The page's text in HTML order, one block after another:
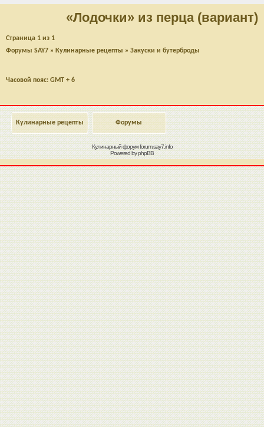
«Лодочки» из перца (вариант)
Страница 1 из 1
Форумы SAY7 » Кулинарные рецепты » Закуски и бутерброды
Часовой пояс: GMT + 6
Кулинарные рецепты Форумы
Кулинарный форумforum.say7.info
Powered byphpBB